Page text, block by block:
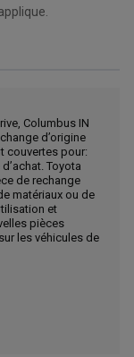
le volet de
concessionnaire.
Columbus IN
d’origine
couvertes pour:
Toyota
de rechange
matériaux ou de
et
pièces
les véhicules de